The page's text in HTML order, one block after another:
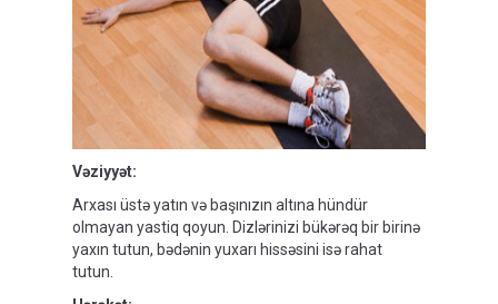
Vəziyyət:
Arxası üstə yatın və başınızın altına hündür
olmayan yastiq qoyun. Dizlərinizi bükərəq bir birinə
yaxın tutun, bədənin yuxarı hissəsini isə rahat
tutun.